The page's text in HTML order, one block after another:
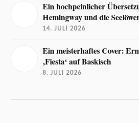
Ein hochpeinlicher
Hemingway und die
14. JULI 2026
Ein meisterhaftes Cover:
‚Fiesta‘ auf Baskisch
8. JULI 2026